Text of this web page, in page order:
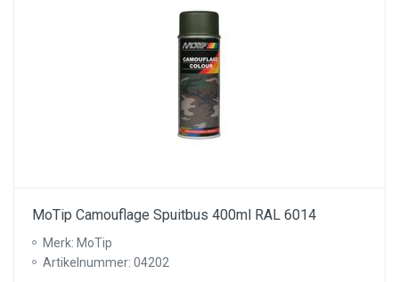
MoTip Camouflage Spuitbus 400ml RAL 6014
Merk: MoTip
Artikelnummer: 04202